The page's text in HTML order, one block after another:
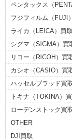
ペンタックス（
フジフィルム（FUJI
ライカ（LEICA）買取
シグマ（SIGMA）買
リコー（RICOH）買
カシオ（CASIO）買
ハッセルブラッド買取
トキナ（TOKINA）
ローデンストック買取
OTHER
DJI買取